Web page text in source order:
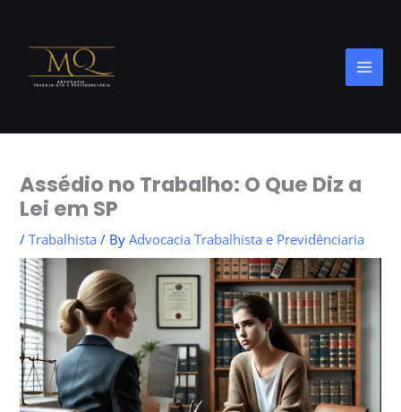
content
Assédio no Trabalho: O Que Diz a
Lei em SP
/Trabalhista / ByAdvocacia Trabalhista e Previdênciaria